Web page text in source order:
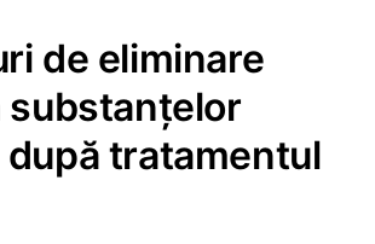
de eliminare
substanțelor
tratamentul